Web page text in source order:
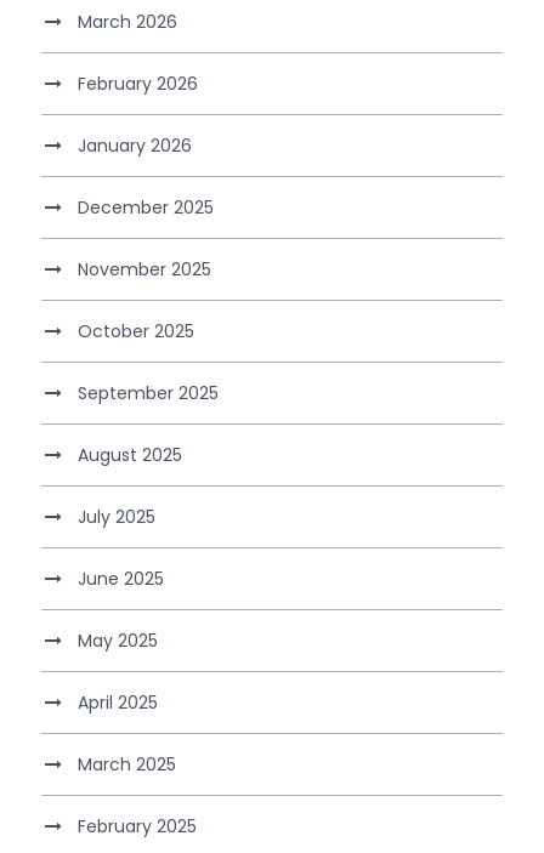
March 2026
February 2026
January 2026
December 2025
November 2025
October 2025
September 2025
August 2025
July 2025
June 2025
May 2025
April 2025
March 2025
February 2025